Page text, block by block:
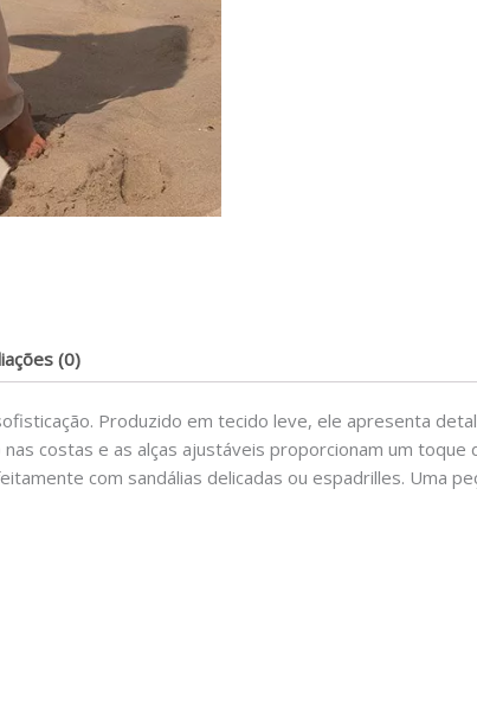
(0)
Produzido em tecido leve, ele apresenta
costas e as alças ajustáveis proporcionam um
com sandálias delicadas ou espadrilles. Uma